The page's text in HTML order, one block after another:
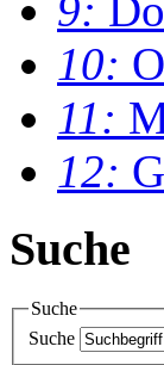
10:
11:
12:
Suche
Suche
Suche